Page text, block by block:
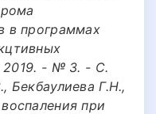
в программах
2019. - № 3. - С.
Бекбаулиева Г.Н.,
при